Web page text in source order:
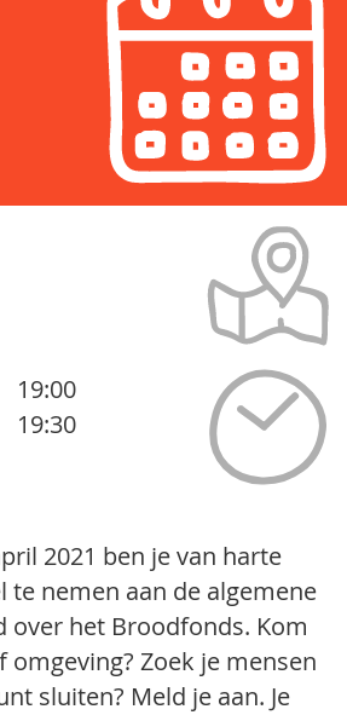
19:00
19:30
2021 ben je van harte
te nemen aan de algemene
over het Broodfonds. Kom
omgeving? Zoek je mensen
sluiten? Meld je aan. Je